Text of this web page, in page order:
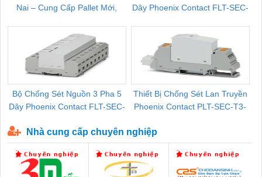
Nai – Cung Cấp Pallet Mới,
Dây Phoenix Contact FLT-SEC-
Bộ Chống Sét Nguồn 3 Pha 5
Dây Phoenix Contact FLT-SEC-
Thiết Bị Chống Sét Lan Truyền
Phoenix Contact PLT-SEC-T3-
Nhà cung cấp chuyên nghiệp